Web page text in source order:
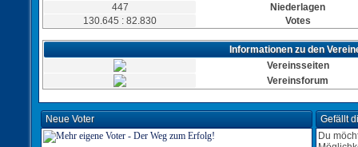
447
Niederlagen
130.645 : 82.830
Votes
Informationen zu den
Vereinsseiten
Vereinsforum
Neue Voter
Gefällt
Du